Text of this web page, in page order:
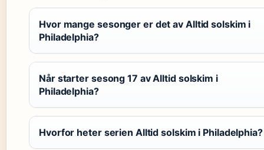
Hvor mange sesonger er det av Alltid solskim i
Philadelphia?
Når starter sesong 17 av Alltid solskim i
Philadelphia?
Hvorfor heter serien Alltid solskim i Philadelphia?